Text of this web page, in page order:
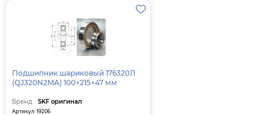
Подшипник шариковый 176320Л
(QJ320N2MA) 100×215×47 мм
Бренд SKF оригинал
Артикул: 19206